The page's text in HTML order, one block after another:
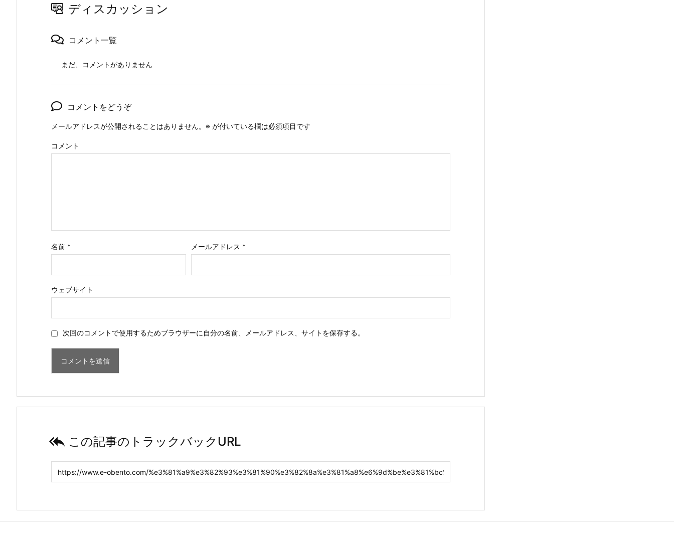
ディスカッション
コメント一覧
まだ、コメントがありません
コメントをどうぞ
メールアドレスが公開されることはありません。 ※ が付いている欄は必須項目です
コメント
名前 * メールアドレス *
ウェブサイト
次回のコメントで使用するためブラウザーに自分の名前、メールアドレス、サイトを保存する。
 この記事のトラックバックURL